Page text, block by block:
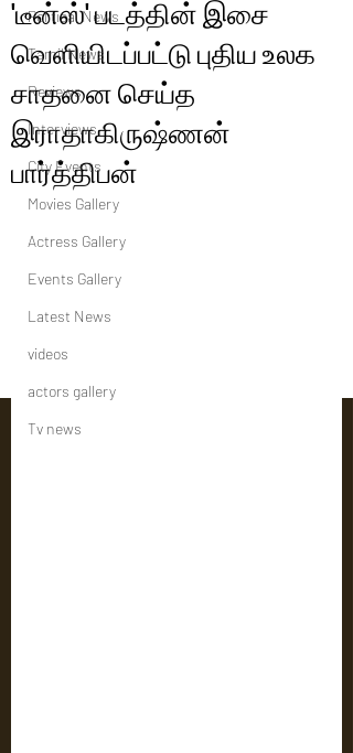
Political News
Tamil News
Reviews
Interviews
City Events
Movies Gallery
Actress Gallery
Events Gallery
Latest News
videos
actors gallery
Tv news
'டீன்ஸ்' படத்தின் இசை
வெளியிடப்பட்டு புதிய உலக
சாதனை செய்த
இராதாகிருஷ்ணன்
பார்த்திபன்